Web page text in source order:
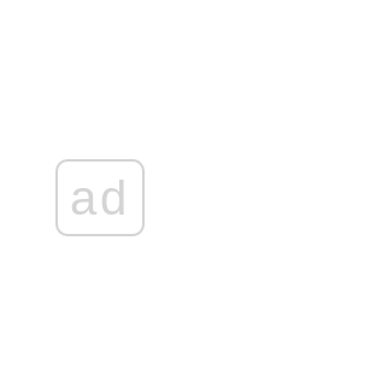
ad